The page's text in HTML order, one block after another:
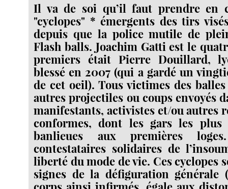
Il va de soi qu’il faut prendre en
"cyclopes" * émergents des tirs
depuis que la police mutile de
Flash balls. Joachim Gatti est le
premiers était Pierre Douillard,
blessé en 2007 (qui a gardé un
de cet oeil). Tous victimes des
autres projectiles ou coups envoyés
manifestants, activistes et/ou autres
conformes, dont les gars les plus
banlieues aux premières
contestataires solidaires de
liberté du mode de vie. Ces cyclopes
signes de la défiguration générale